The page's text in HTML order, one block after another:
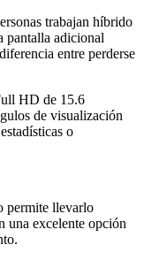
trabajan híbrido
pantalla adicional
entre perderse
HD de 15.6
de visualización
o
permite llevarlo
una excelente opción